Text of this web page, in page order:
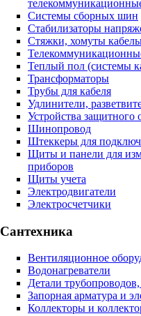
Системы сборных шин
Стабилизаторы
Стяжки, хомуты
Теплый пол (системы
Трансформаторы
Трубы для кабеля
Удлинители,
Устройства
Шинопровод
Штеккеры для
Щиты и панели для
приборов
Щиты учета
Электродвигатели
Электросчетчики
Сантехника
Вентиляционное
Водонагреватели
Детали
Запорная арматура и
Коллекторы и